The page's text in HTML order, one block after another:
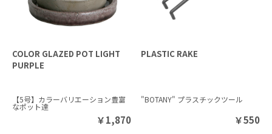
COLOR GLAZED POT LIGHT
PURPLE
【5号】カラーバリエーション豊富
なポット達
￥1,870
PLASTIC RAKE
"BOTANY" プラスチックツール
￥550